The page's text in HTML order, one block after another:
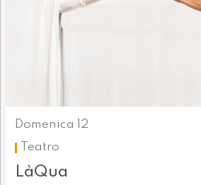
Domenica 12
Teatro
LàQua